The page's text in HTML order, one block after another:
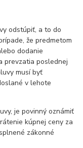
odstúpiť, a to do
že predmetom
dodanie
prevzatia poslednej
musí byť
v lehote
je povinný oznámiť
kúpnej ceny za
zákonné